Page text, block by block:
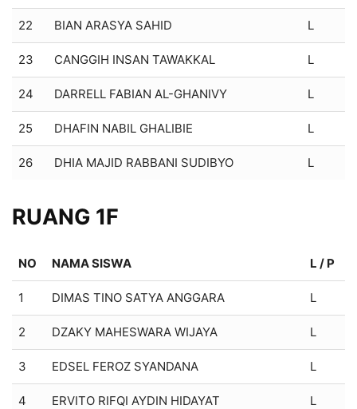
22 BIAN ARASYA SAHID L
23 CANGGIH INSAN TAWAKKAL L
24 DARRELL FABIAN AL-GHANIVY L
25 DHAFIN NABIL GHALIBIE L
26 DHIA MAJID RABBANI SUDIBYO L
RUANG 1F
NO NAMA SISWA L / P
1 DIMAS TINO SATYA ANGGARA L
2 DZAKY MAHESWARA WIJAYA L
3 EDSEL FEROZ SYANDANA L
4 ERVITO RIFQI AYDIN HIDAYAT L